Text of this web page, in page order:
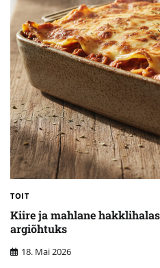
TOIT
Kiire ja mahlane
argiõhtuks
18. Mai 2026